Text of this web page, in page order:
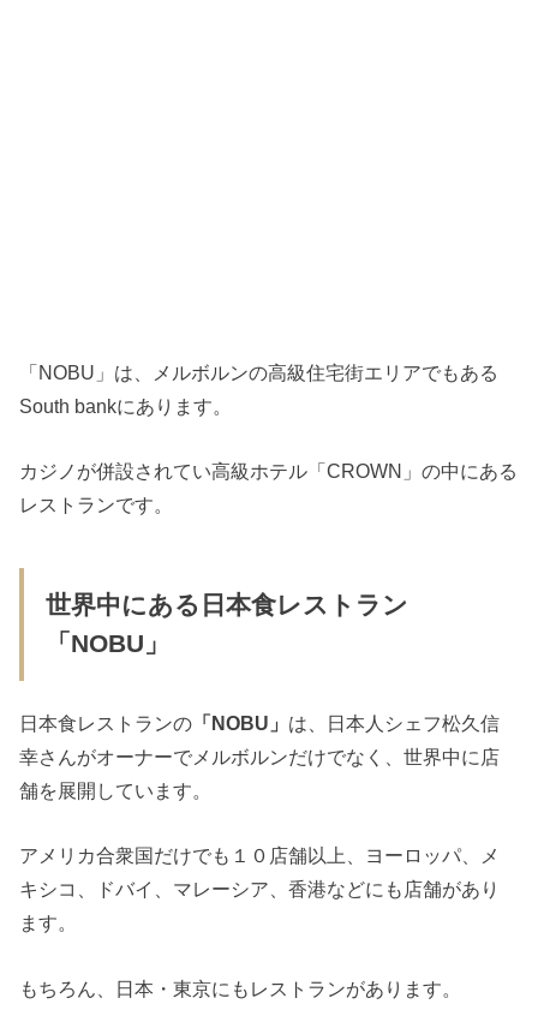
「NOBU」は、メルボルンの高級住宅街エリアでもある
South bankにあります。
カジノが併設されてい高級ホテル「CROWN」の中にある
レストランです。
世界中にある日本食レストラン
「NOBU」
日本食レストランの 「NOBU」 は、日本人シェフ松久信
幸さんがオーナーでメルボルンだけでなく、世界中に店
舗を展開しています。
アメリカ合衆国だけでも１０店舗以上、ヨーロッパ、メ
キシコ、ドバイ、マレーシア、香港などにも店舗があり
ます。
もちろん、日本・東京にもレストランがあります。